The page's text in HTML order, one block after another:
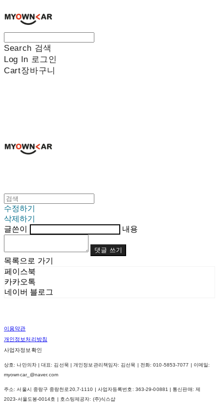
Search 검색
Log In 로그인
Cart장바구니
수정하기
삭제하기
글쓴이
내용
댓글 쓰기
목록으로 가기
페이스북
카카오톡
네이버 블로그
이용약관
개인정보처리방침
사업자정보확인
상호: 나만의차 | 대표: 김선묵 | 개인정보관리책임자: 김선묵 | 전화: 010-5853-7077 | 이메일:
myowncar_@naver.com
주소: 서울시 중랑구 중랑천로20,7-1110 | 사업자등록번호: 363-29-00881 | 통신판매: 제
2023-서울도봉-0014호
| 호스팅제공자: (주)식스샵